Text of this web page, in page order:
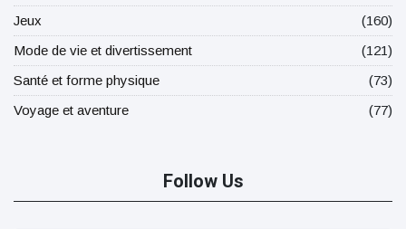
Jeux
(160)
Mode de vie et divertissement
(121)
Santé et forme physique
(73)
Voyage et aventure
(77)
Follow Us